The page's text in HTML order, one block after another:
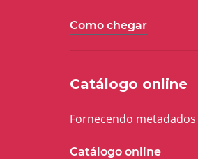
Como chegar
Catálogo online
Fornecendo
Catálogo online